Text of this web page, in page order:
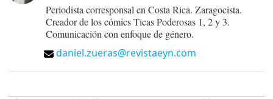
Periodista corresponsal en Costa Rica. Zaragocista.
Creador de los cómics Ticas Poderosas 1, 2 y 3.
Comunicación con enfoque de género.
daniel.zueras@revistaeyn.com